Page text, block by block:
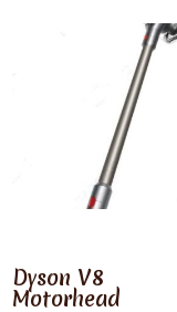
Dyson V8
Motorhead